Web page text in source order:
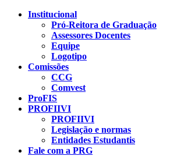
Conteúdo principal
Institucional
Pró-Reitora de Graduação
Assessores Docentes
Equipe
Logotipo
Comissões
CCG
Comvest
ProFIS
PROFIIVI
PROFIIVI
Legislação e normas
Entidades Estudantis
Fale com a PRG